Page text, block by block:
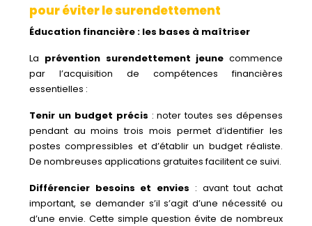
pour éviter le surendettement
Éducation financière : les bases à maîtriser
La prévention surendettement jeune commence
par l’acquisition de compétences financières
essentielles :
Tenir un budget précis : noter toutes ses dépenses
pendant au moins trois mois permet d’identifier les
postes compressibles et d’établir un budget réaliste.
De nombreuses applications gratuites facilitent ce suivi.
Différencier besoins et envies : avant tout achat
important, se demander s’il s’agit d’une nécessité ou
d’une envie. Cette simple question évite de nombreux